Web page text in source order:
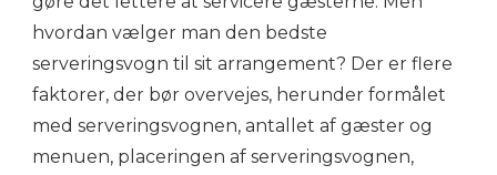
hvordan vælger man den bedste
serveringsvogn til sit arrangement? Der er flere
faktorer, der bør overvejes, herunder formålet
med serveringsvognen, antallet af gæster og
menuen, placeringen af serveringsvognen,